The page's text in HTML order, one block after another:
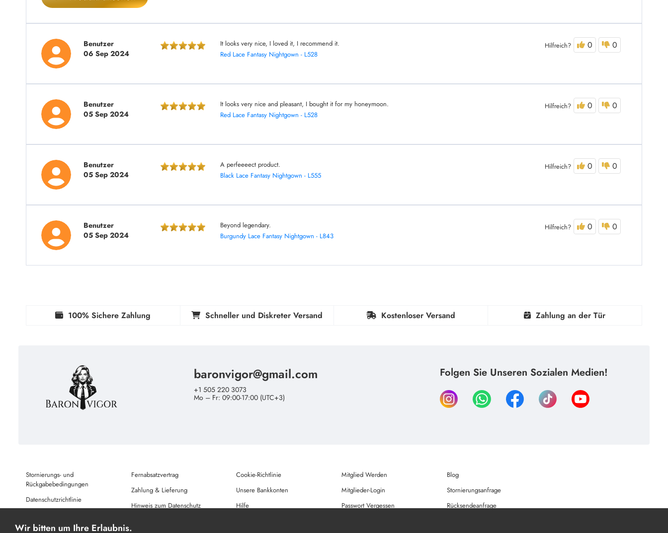
Benutzer
06 Sep 2024
It looks very nice, I loved it, I recommend it.
Red Lace Fantasy Nightgown - L528
Hilfreich? 0 0
Benutzer
05 Sep 2024
It looks very nice and pleasant, I bought it for my honeymoon.
Red Lace Fantasy Nightgown - L528
Hilfreich? 0 0
Benutzer
05 Sep 2024
A perfeeeect product.
Black Lace Fantasy Nightgown - L555
Hilfreich? 0 0
Benutzer
05 Sep 2024
Beyond legendary.
Burgundy Lace Fantasy Nightgown - L843
Hilfreich? 0 0
100% Sichere Zahlung Schneller und Diskreter Versand Kostenloser Versand Zahlung an der Tür
baronvigor@gmail.com
+1 505 220 3073
Mo – Fr: 09:00-17:00 (UTC+3)
Folgen Sie Unseren Sozialen Medien!
Stornierungs- und
Rückgabebedingungen
Datenschutzrichtlinie
Fernabsatzvertrag
Zahlung & Lieferung
Hinweis zum Datenschutz
Cookie-Richtlinie
Unsere Bankkonten
Hilfe
Mitglied Werden
Mitglieder-Login
Passwort Vergessen
Blog
Stornierungsanfrage
Rücksendeanfrage
Wir bitten um Ihre Erlaubnis.